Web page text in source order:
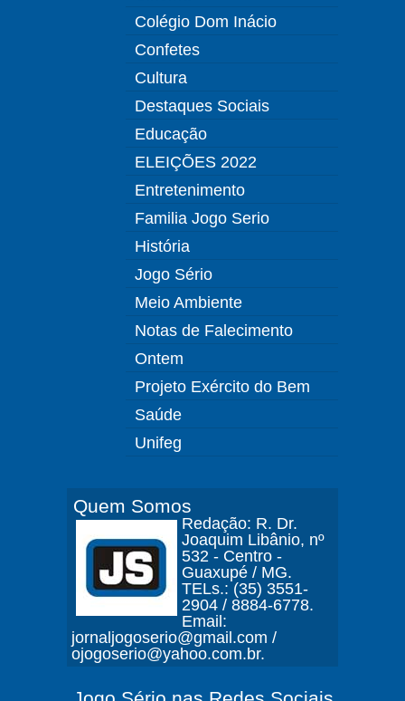
Colégio Dom Inácio
Confetes
Cultura
Destaques Sociais
Educação
ELEIÇÕES 2022
Entretenimento
Familia Jogo Serio
História
Jogo Sério
Meio Ambiente
Notas de Falecimento
Ontem
Projeto Exército do Bem
Saúde
Unifeg
Quem Somos
Redação: R. Dr.
Joaquim Libânio, nº
532 - Centro -
Guaxupé / MG.
TELs.: (35) 3551-
2904 / 8884-6778.
Email:
jornaljogoserio@gmail.com /
ojogoserio@yahoo.com.br.